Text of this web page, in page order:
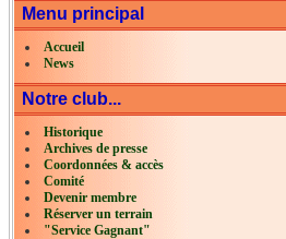
Menu principal
Accueil
News
Notre club...
Historique
Archives de presse
Coordonnées & accès
Comité
Devenir membre
Réserver un terrain
"Service Gagnant"